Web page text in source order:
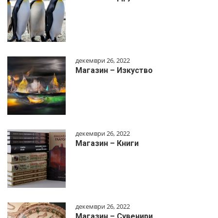
декември 26, 2022
Магазин – Изкуство
декември 26, 2022
Магазин – Книги
декември 26, 2022